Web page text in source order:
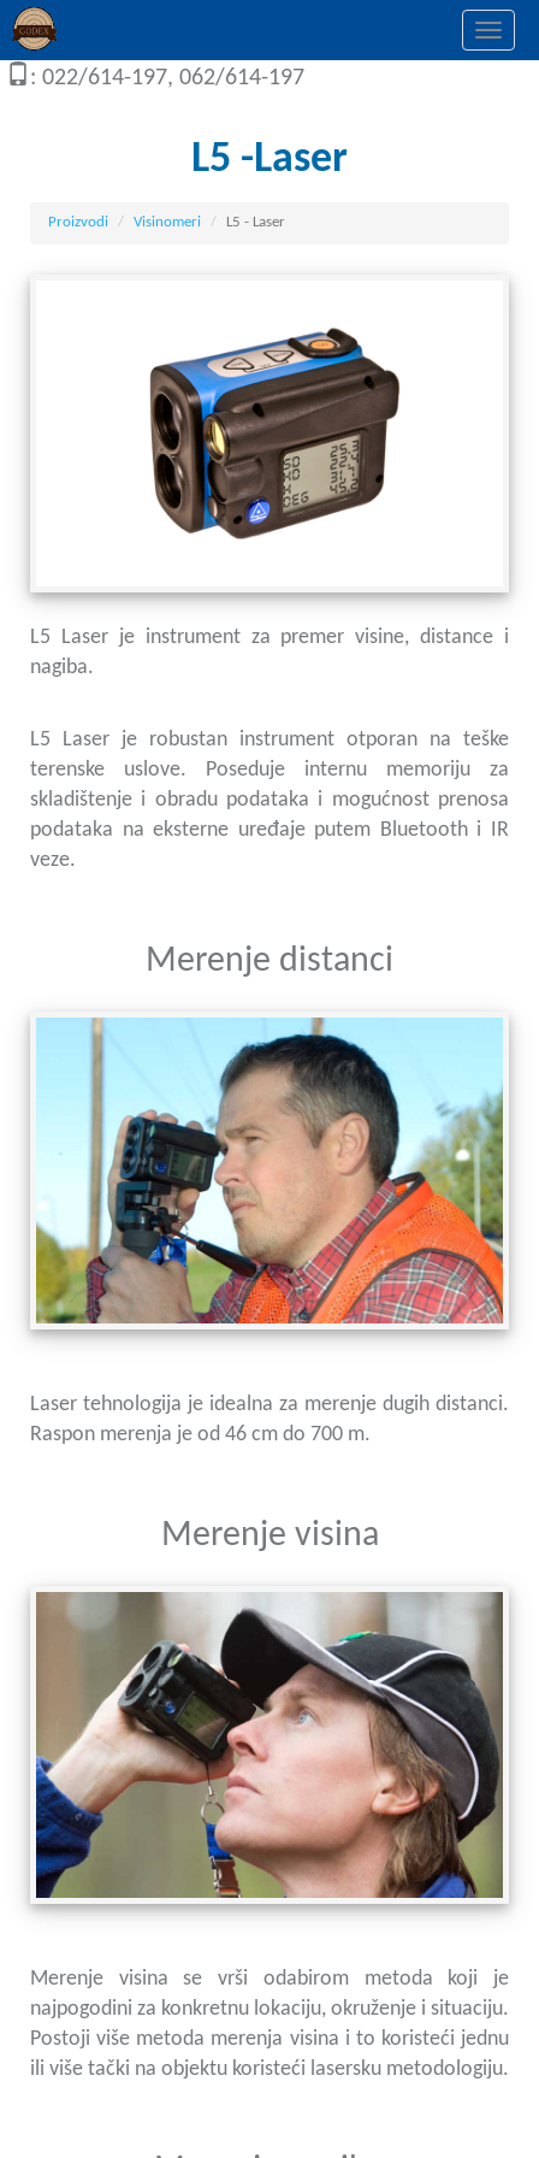
: 022/614-197, 062/614-197
L5 -Laser
Proizvodi Visinomeri L5 - Laser
L5 Laser je instrument za premer visine, distance i
nagiba.
L5 Laser je robustan instrument otporan na teške
terenske uslove. Poseduje internu memoriju za
skladištenje i obradu podataka i mogućnost prenosa
podataka na eksterne uređaje putem Bluetooth i IR
veze.
Merenje distanci
Laser tehnologija je idealna za merenje dugih distanci.
Raspon merenja je od 46 cm do 700 m.
Merenje visina
Merenje visina se vrši odabirom metoda koji je
najpogodini za konkretnu lokaciju, okruženje i situaciju.
Postoji više metoda merenja visina i to koristeći jednu
ili više tački na objektu koristeći lasersku metodologiju.